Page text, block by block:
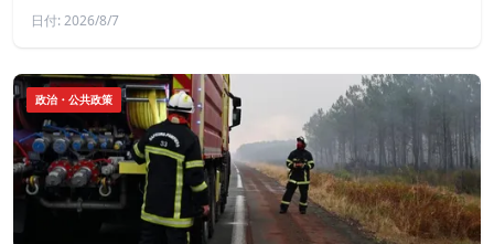
日付: 2026/8/7
政治・公共政策